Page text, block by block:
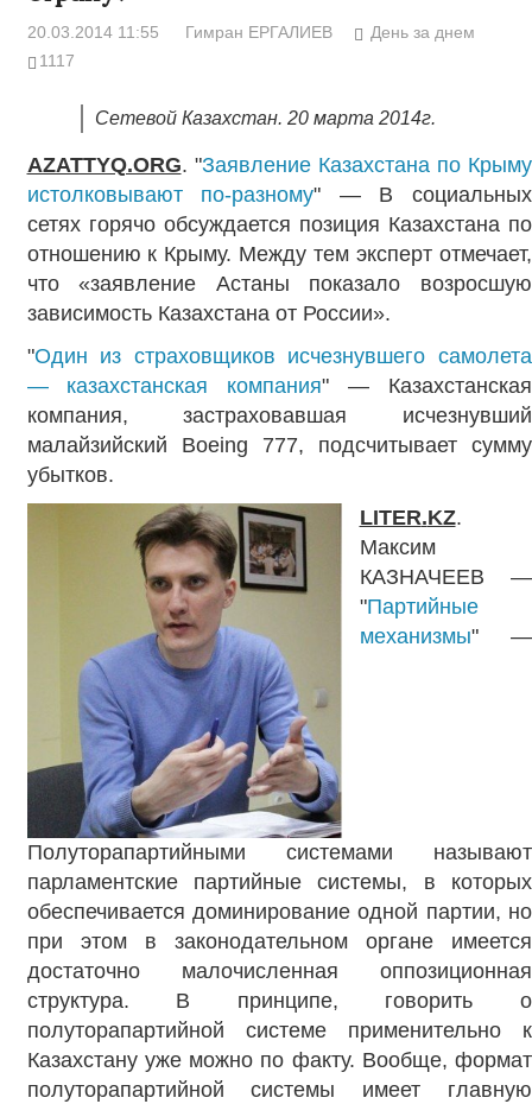
20.03.2014 11:55 Гимран ЕРГАЛИЕВ
День за днем
1117
Сетевой Казахстан. 20 марта 2014г.
AZATTYQ.ORG. "Заявление Казахстана по Крыму
истолковывают по-разному" — В социальных
сетях горячо обсуждается позиция Казахстана по
отношению к Крыму. Между тем эксперт отмечает,
что «заявление Астаны показало возросшую
зависимость Казахстана от России».
"Один из страховщиков исчезнувшего самолета
— казахстанская компания" — Казахстанская
компания, застраховавшая исчезнувший
малайзийский Boeing 777, подсчитывает сумму
убытков.
LITER.KZ.
Максим
КАЗНАЧЕЕВ —
"Партийные
механизмы" —
Полуторапартийными системами называют
парламентские партийные системы, в которых
обеспечивается доминирование одной партии, но
при этом в законодательном органе имеется
достаточно малочисленная оппозиционная
структура. В принципе, говорить о
полуторапартийной системе применительно к
Казахстану уже можно по факту. Вообще, формат
полуторапартийной системы имеет главную